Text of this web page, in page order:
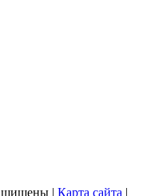
| Карта сайта |